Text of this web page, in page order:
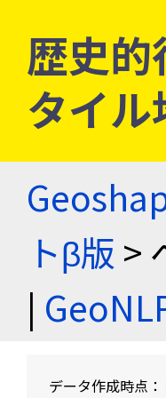
歴史
タイ
トβ版 >
|
データ作成時点：